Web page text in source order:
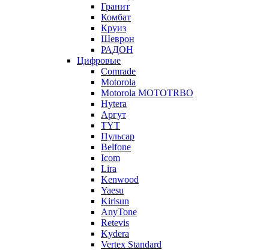
Гранит
Комбат
Круиз
Шеврон
РАДОН
Цифровые
Comrade
Motorola
Motorola MOTOTRBO
Hytera
Аргут
TYT
Пульсар
Belfone
Icom
Lira
Kenwood
Yaesu
Kirisun
AnyTone
Retevis
Kydera
Vertex Standard